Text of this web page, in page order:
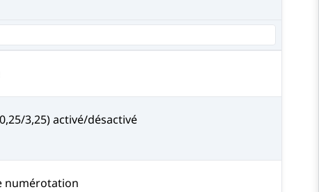
3,25) activé/désactivé
numérotation